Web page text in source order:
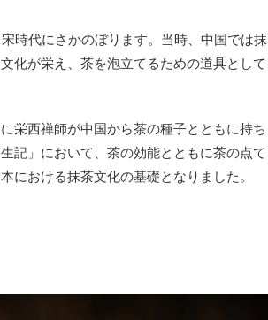
時代にさかのぼります。当時、中国では抹
化が栄え、茶を泡立てるための道具として
栄西禅師が中国から茶の種子とともに持ち
記」において、茶の効能とともに茶の点て
における抹茶文化の基礎となりました。